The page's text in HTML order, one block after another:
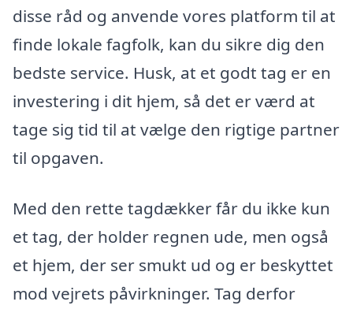
disse råd og anvende vores platform til at
finde lokale fagfolk, kan du sikre dig den
bedste service. Husk, at et godt tag er en
investering i dit hjem, så det er værd at
tage sig tid til at vælge den rigtige partner
til opgaven.
Med den rette tagdækker får du ikke kun
et tag, der holder regnen ude, men også
et hjem, der ser smukt ud og er beskyttet
mod vejrets påvirkninger. Tag derfor